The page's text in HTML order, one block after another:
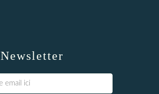
Newsletter